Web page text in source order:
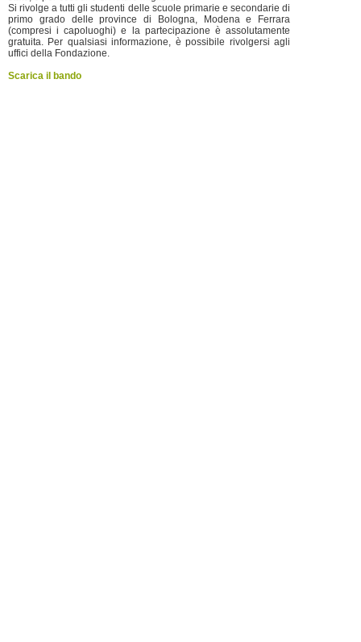
Si rivolge a tutti gli studenti delle scuole primarie e secondarie di
primo grado delle province di Bologna, Modena e Ferrara
(compresi i capoluoghi) e la partecipazione è assolutamente
gratuita. Per qualsiasi informazione, è possibile rivolgersi agli
uffici della Fondazione.
Scarica il bando